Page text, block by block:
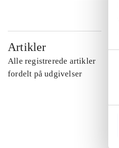
Artikler
Alle registrerede artikler
fordelt på udgivelser